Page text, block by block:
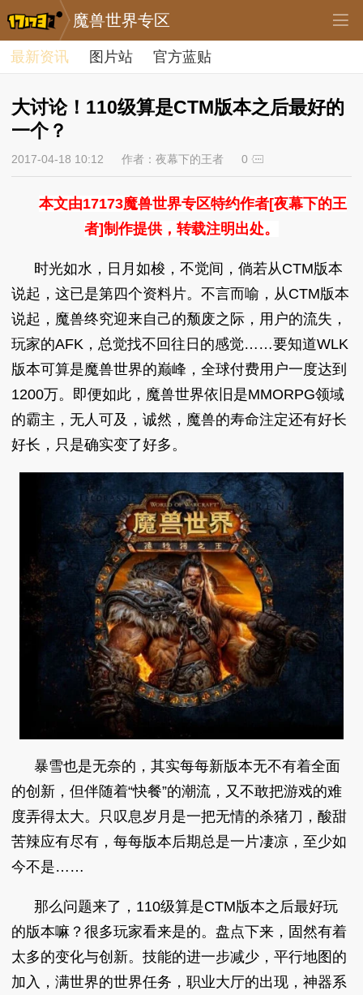
魔兽世界专区
最新资讯 图片站 官方蓝贴
大讨论！110级算是CTM版本之后最好的
一个？
2017-04-18 10:12 作者：夜幕下的王者 0
本文由17173魔兽世界专区特约作者[夜幕下的王
者]制作提供，转载注明出处。
时光如水，日月如梭，不觉间，倘若从CTM版本
说起，这已是第四个资料片。不言而喻，从CTM版本
说起，魔兽终究迎来自己的颓废之际，用户的流失，
玩家的AFK，总觉找不回往日的感觉……要知道WLK
版本可算是魔兽世界的巅峰，全球付费用户一度达到
1200万。即便如此，魔兽世界依旧是MMORPG领域
的霸主，无人可及，诚然，魔兽的寿命注定还有好长
好长，只是确实变了好多。
暴雪也是无奈的，其实每每新版本无不有着全面
的创新，但伴随着“快餐”的潮流，又不敢把游戏的难
度弄得太大。只叹息岁月是一把无情的杀猪刀，酸甜
苦辣应有尽有，每每版本后期总是一片凄凉，至少如
今不是……
那么问题来了，110级算是CTM版本之后最好玩
的版本嘛？很多玩家看来是的。盘点下来，固然有着
太多的变化与创新。技能的进一步减少，平行地图的
加入，满世界的世界任务，职业大厅的出现，神器系